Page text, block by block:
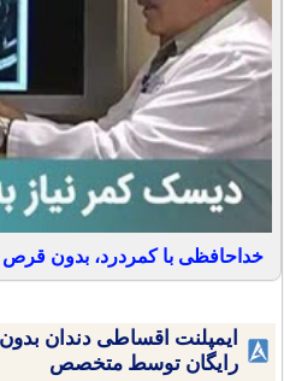
خداحافظی با کمردرد، بدون قرص
ایمپلنت اقساطی دندان
رایگان توسط متخصص